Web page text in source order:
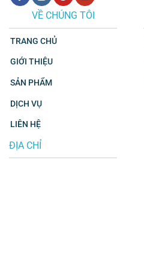
VỀ CHÚNG TÔI
TRANG CHỦ
GIỚI THIỆU
SẢN PHẨM
DỊCH VỤ
LIÊN HỆ
ĐỊA CHỈ